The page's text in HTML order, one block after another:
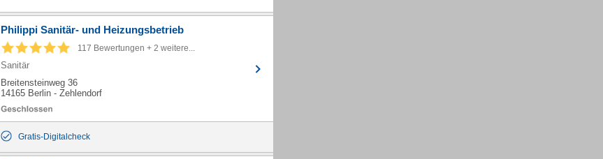
Philippi Sanitär- und Heizungsbetrieb
117 Bewertungen + 2 weitere...
Sanitär
Breitensteinweg 36
14165 Berlin - Zehlendorf
Gratis-Digitalcheck